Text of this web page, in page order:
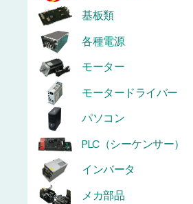
基板類
各種電源
モーター
モータードライバー
パソコン
PLC（シーケンサー）
インバータ
メカ部品